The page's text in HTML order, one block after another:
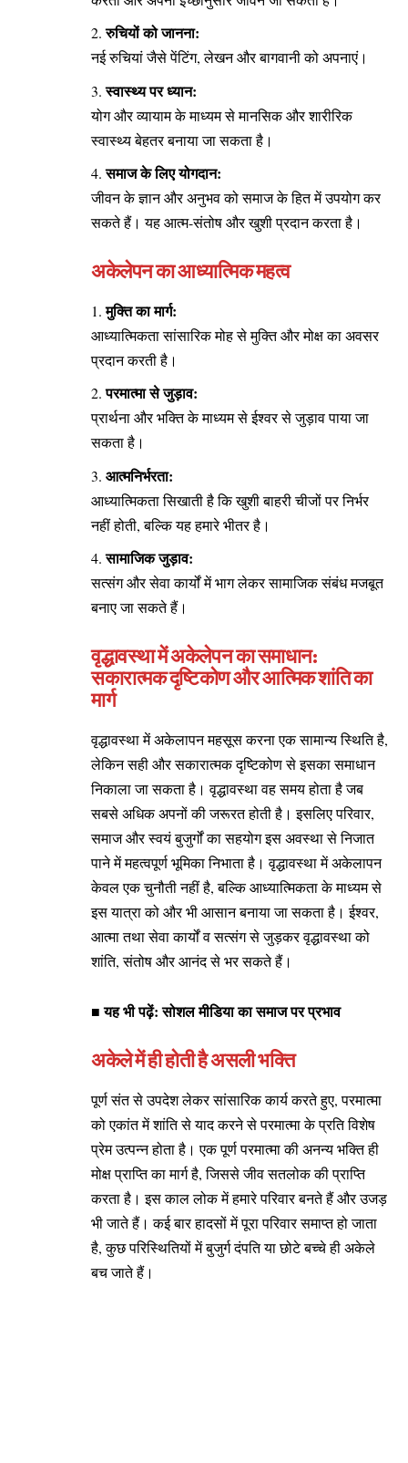
रुचियों को जानना:
नई रुचियां जैसे पेंटिंग, लेखन और बागवानी को अपनाएं।
स्वास्थ्य पर ध्यान:
योग और व्यायाम के माध्यम से मानसिक और शारीरिक
स्वास्थ्य बेहतर बनाया जा सकता है।
समाज के लिए योगदान:
जीवन के ज्ञान और अनुभव को समाज के हित में उपयोग कर
सकते हैं। यह आत्म-संतोष और खुशी प्रदान करता है।
अकेलेपन का आध्यात्मिक महत्व
मुक्ति का मार्ग:
आध्यात्मिकता सांसारिक मोह से मुक्ति और मोक्ष का अवसर
प्रदान करती है।
परमात्मा से जुड़ाव:
प्रार्थना और भक्ति के माध्यम से ईश्वर से जुड़ाव पाया जा
सकता है।
आत्मनिर्भरता:
आध्यात्मिकता सिखाती है कि खुशी बाहरी चीजों पर निर्भर
नहीं होती, बल्कि यह हमारे भीतर है।
सामाजिक जुड़ाव:
सत्संग और सेवा कार्यों में भाग लेकर सामाजिक संबंध मजबूत
बनाए जा सकते हैं।
वृद्धावस्था में अकेलेपन का समाधान:
सकारात्मक दृष्टिकोण और आत्मिक शांति का
मार्ग
वृद्धावस्था में अकेलापन महसूस करना एक सामान्य स्थिति है,
लेकिन सही और सकारात्मक दृष्टिकोण से इसका समाधान
निकाला जा सकता है। वृद्धावस्था वह समय होता है जब
सबसे अधिक अपनों की जरूरत होती है। इसलिए परिवार,
समाज और स्वयं बुजुर्गों का सहयोग इस अवस्था से निजात
पाने में महत्वपूर्ण भूमिका निभाता है। वृद्धावस्था में अकेलापन
केवल एक चुनौती नहीं है, बल्कि आध्यात्मिकता के माध्यम से
इस यात्रा को और भी आसान बनाया जा सकता है। ईश्वर,
आत्मा तथा सेवा कार्यों व सत्संग से जुड़कर वृद्धावस्था को
शांति, संतोष और आनंद से भर सकते हैं।
■ यह भी पढ़ें:सोशल मीडिया का समाज पर प्रभाव
अकेले में ही होती है असली भक्ति
पूर्ण संत से उपदेश लेकर सांसारिक कार्य करते हुए, परमात्मा
को एकांत में शांति से याद करने से परमात्मा के प्रति विशेष
प्रेम उत्पन्न होता है। एक पूर्ण परमात्मा की अनन्य भक्ति ही
मोक्ष प्राप्ति का मार्ग है, जिससे जीव सतलोक की प्राप्ति
करता है। इस काल लोक में हमारे परिवार बनते हैं और उजड़
भी जाते हैं। कई बार हादसों में पूरा परिवार समाप्त हो जाता
है, कुछ परिस्थितियों में बुजुर्ग दंपति या छोटे बच्चे ही अकेले
बच जाते हैं।